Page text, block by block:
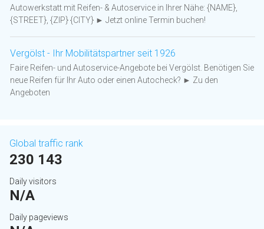
Autowerkstatt mit Reifen- & Autoservice in Ihrer Nähe: {NAME},
{STREET}, {ZIP} {CITY} ► Jetzt online Termin buchen!
Vergölst - Ihr Mobilitätspartner seit 1926
Faire Reifen- und Autoservice-Angebote bei Vergölst. Benötigen Sie
neue Reifen für Ihr Auto oder einen Autocheck? ► Zu den
Angeboten
Global traffic rank
230 143
Daily visitors
N/A
Daily pageviews